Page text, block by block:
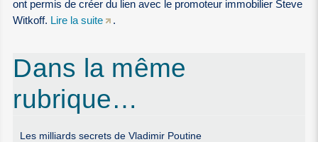
ont permis de créer du lien avec le promoteur immobilier Steve
Witkoff. Lire la suite .
Dans la même
rubrique…
Les milliards secrets de Vladimir Poutine